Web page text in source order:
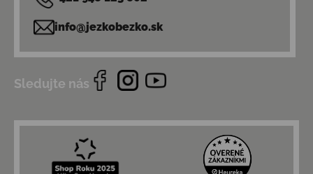
info@jezkobezko.sk
Sledujte nás